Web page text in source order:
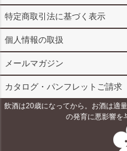
特定商取引法に基づく表示
個人情報の取扱
メールマガジン
カタログ・パンフレットご請求
飲酒は20歳になってから。お酒は適
の発育に悪影響を